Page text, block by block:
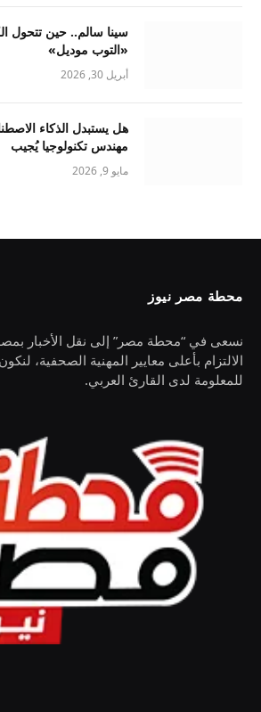
سينا سالم.. حين تتحول
«التوب موديل»
أبريل 30, 2026
هل يستبدل الذكاء
مهندس تكنولوجيا يُجيب
مايو 9, 2026
محطة مصر نيوز
نسعى في “محطة مصر” إلى نقل الأخبار
الالتزام بأعلى معايير المهنية الصحفية،
للمعلومة لدى القارئ العربي.